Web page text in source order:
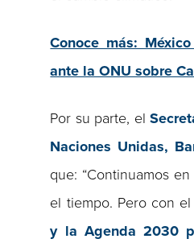
Conoce más:
ante la ONU sobre
Por su parte, el
Naciones Unidas,
que: “Continuamos
el tiempo. Pero con el
y la Agenda 2030